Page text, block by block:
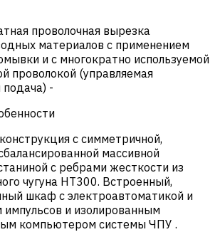
проволочная вырезка
материалов с применением
и с многократно используемой
проволокой (управляемая
подача) -
с симметричной,
массивной
с ребрами жесткости из
чугуна HT300. Встроенный,
шкаф с электроавтоматикой и
импульсов и изолированным
компьютером системы ЧПУ .